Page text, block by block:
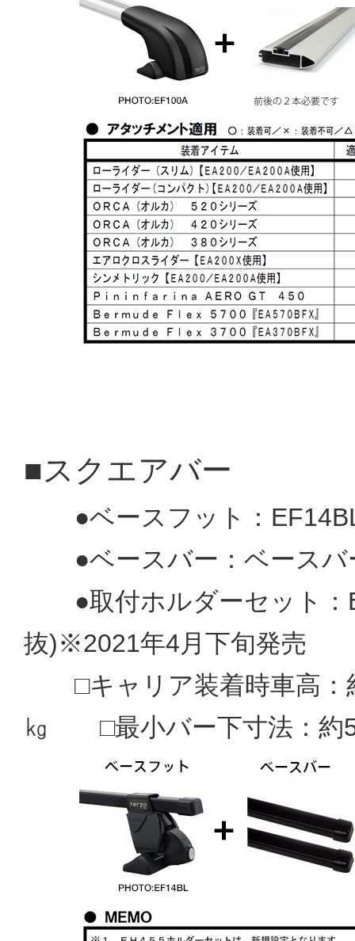
■スクエアバー
●ベースフット：
●ベースバー：ベースバ
●取付ホルダーセット：
抜)※2021年4月下旬発売
□キャリア装着時車高：
㎏ □最小バー下寸法：約